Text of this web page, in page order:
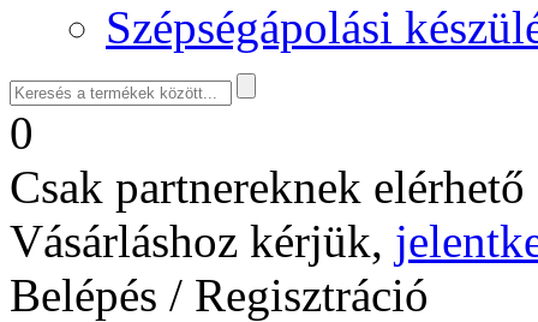
Szépségápolási
0
Csak partnereknek
Vásárláshoz kérjük,
Belépés / Regisztráció